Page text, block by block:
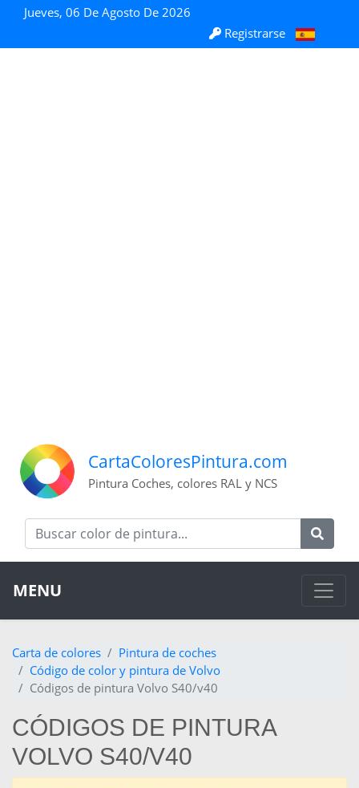
Jueves, 06 De Agosto De 2026
Registrarse
CartaColoresPintura.com
Pintura Coches, colores RAL y NCS
MENU
Carta de colores
Pintura de coches
Código de color y pintura de Volvo
Códigos de pintura Volvo S40/v40
CÓDIGOS DE PINTURA
VOLVO S40/V40